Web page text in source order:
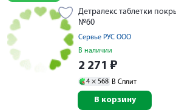
Детралекс таблетки
№60
Сервье РУС ООО
В наличии
2 271 ₽
4 × 568 В Сплит
В корзину